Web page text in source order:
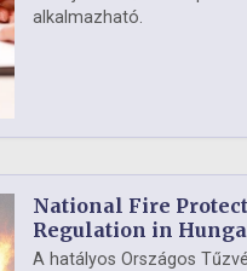
alkalmazható.
National Fire
Regulation in
A hatályos Országos